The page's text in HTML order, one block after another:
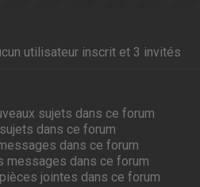
utilisateur inscrit et 3 invités
sujets dans ce forum
dans ce forum
dans ce forum
messages dans ce forum
jointes dans ce forum